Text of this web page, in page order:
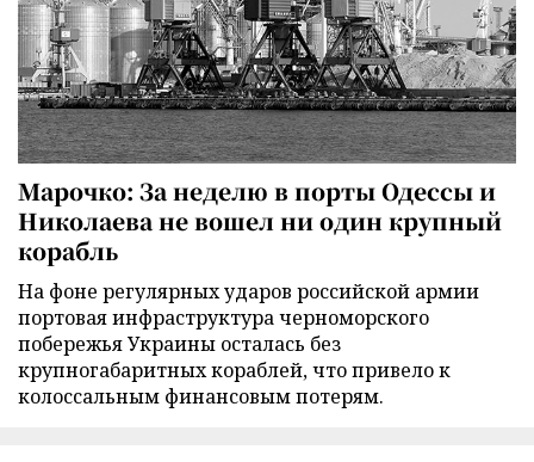
Марочко: За неделю в порты Одессы и
Николаева не вошел ни один крупный
корабль
На фоне регулярных ударов российской армии
портовая инфраструктура черноморского
побережья Украины осталась без
крупногабаритных кораблей, что привело к
колоссальным финансовым потерям.